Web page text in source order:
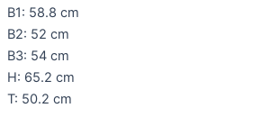
B1: 58.8 cm
B2: 52 cm
B3: 54 cm
H: 65.2 cm
T: 50.2 cm